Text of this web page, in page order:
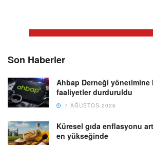
Son Haberler
Ahbap Derneği yönetimine
faaliyetler durduruldu
7 AĞUSTOS 2026
Küresel gıda enflasyonu
en yükseğinde